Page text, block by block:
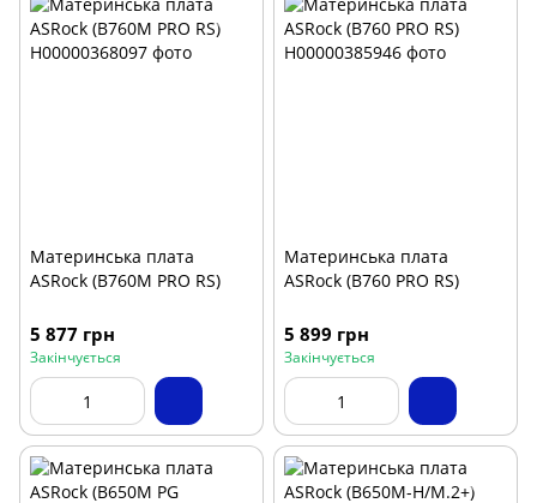
Материнська плата
ASRock (B760M PRO RS)
5 877 грн
Закінчується
Материнська плата
ASRock (B760 PRO RS)
5 899 грн
Закінчується